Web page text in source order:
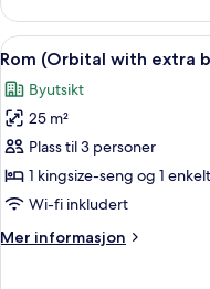
(2x2
Family
Plan)
Åpne
alle
bildene
av
Rom
(Orbital
with
bed)
5
Rom (Orbital with extra
Byutsikt
25 m²
Plass til 3 personer
1 kingsize-seng og 1
Wi-fi inkludert
Mer informasjon
Mer